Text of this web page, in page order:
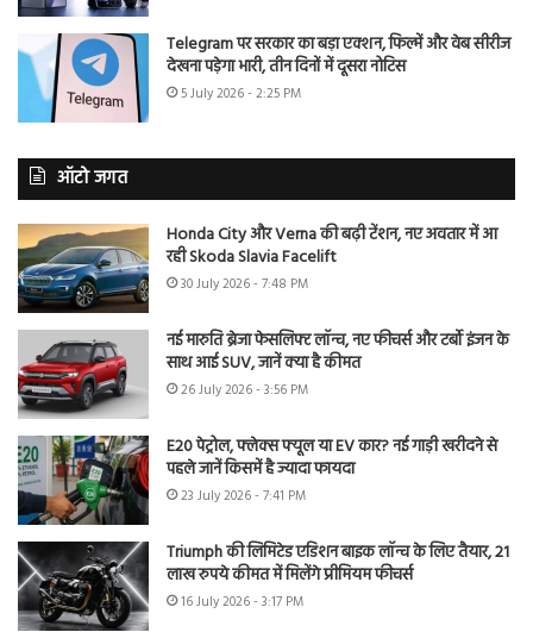
Telegram पर सरकार का बड़ा एक्शन, फिल्में और वेब सीरीज
देखना पड़ेगा भारी, तीन दिनों में दूसरा नोटिस
5 July 2026 - 2:25 PM
ऑटो जगत
Honda City और Verna की बढ़ी टेंशन, नए अवतार में आ
रही Skoda Slavia Facelift
30 July 2026 - 7:48 PM
नई मारुति ब्रेजा फेसलिफ्ट लॉन्च, नए फीचर्स और टर्बो इंजन के
साथ आई SUV, जानें क्या है कीमत
26 July 2026 - 3:56 PM
E20 पेट्रोल, फ्लेक्स फ्यूल या EV कार? नई गाड़ी खरीदने से
पहले जानें किसमें है ज्यादा फायदा
23 July 2026 - 7:41 PM
Triumph की लिमिटेड एडिशन बाइक लॉन्च के लिए तैयार, 21
लाख रुपये कीमत में मिलेंगे प्रीमियम फीचर्स
16 July 2026 - 3:17 PM